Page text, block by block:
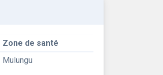
Zone de santé
Mulungu